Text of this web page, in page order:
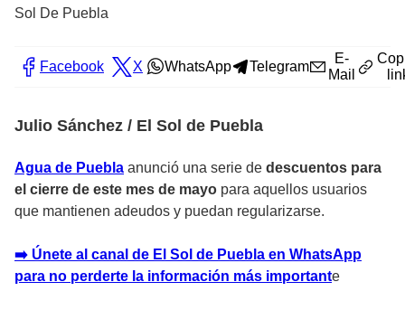
Sol De Puebla
Facebook X WhatsApp Telegram
E-
Mail
Julio Sánchez / El Sol de Puebla
Agua de Puebla anunció una serie de descuentos para
el cierre de este mes de mayo para aquellos usuarios
que mantienen adeudos y puedan regularizarse.
➡️ Únete al canal de El Sol de Puebla en WhatsApp
para no perderte la información más importante